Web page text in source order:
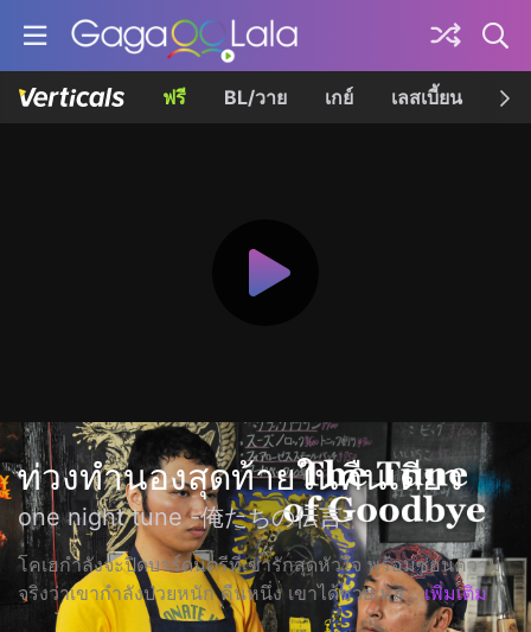
ฟรี BL/วาย เกย์ เลสเบี้ยน เค
ท่วงทำนองสุดท้ายในคืนเดียว
one night tune -俺たちの伝言-
โคเฮกำลังจะปิดบาร์ดนตรีที่เขารักสุดหัวใจ พร้อมซ่อนความ
จริงว่าเขากำลังป่วยหนัก คืนหนึ่ง เขาได้ช่วยเหล... เพิ่มเติม